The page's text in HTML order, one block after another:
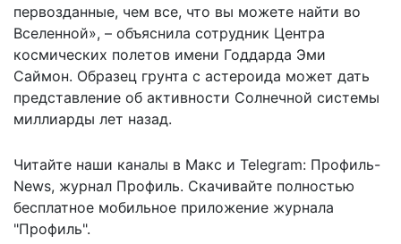
первозданные, чем все, что вы можете найти во
Вселенной», – объяснила сотрудник Центра
космических полетов имени Годдарда Эми
Саймон. Образец грунта с астероида может дать
представление об активности Солнечной системы
миллиарды лет назад.
Читайте наши каналы в Макс и Telegram: Профиль-
News, журнал Профиль. Скачивайте полностью
бесплатное мобильное приложение журнала
"Профиль".